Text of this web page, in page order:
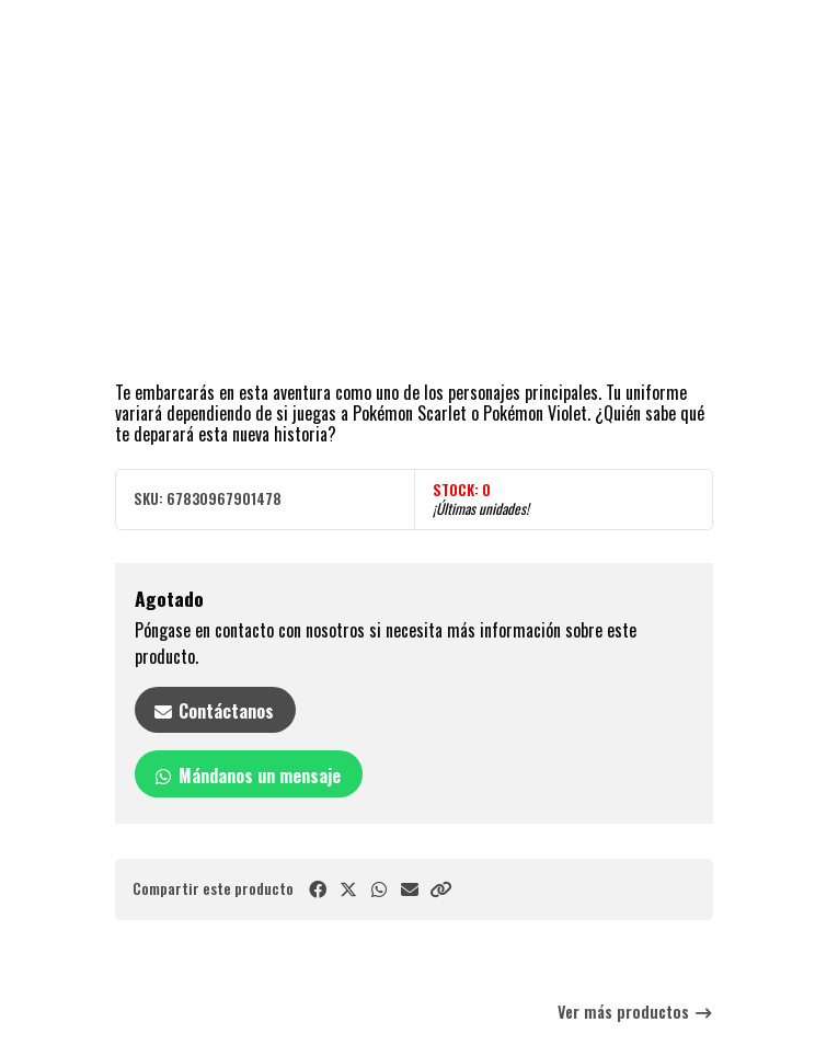
Te embarcarás en esta aventura como uno de los personajes principales. Tu uniforme
variará dependiendo de si juegas a Pokémon Scarlet o Pokémon Violet. ¿Quién sabe qué
te deparará esta nueva historia?
SKU: 67830967901478 STOCK: 0
¡Últimas unidades!
Agotado
Póngase en contacto con nosotros si necesita más información sobre este
producto.
Contáctanos
Mándanos un mensaje
Compartir este producto
Ver más productos